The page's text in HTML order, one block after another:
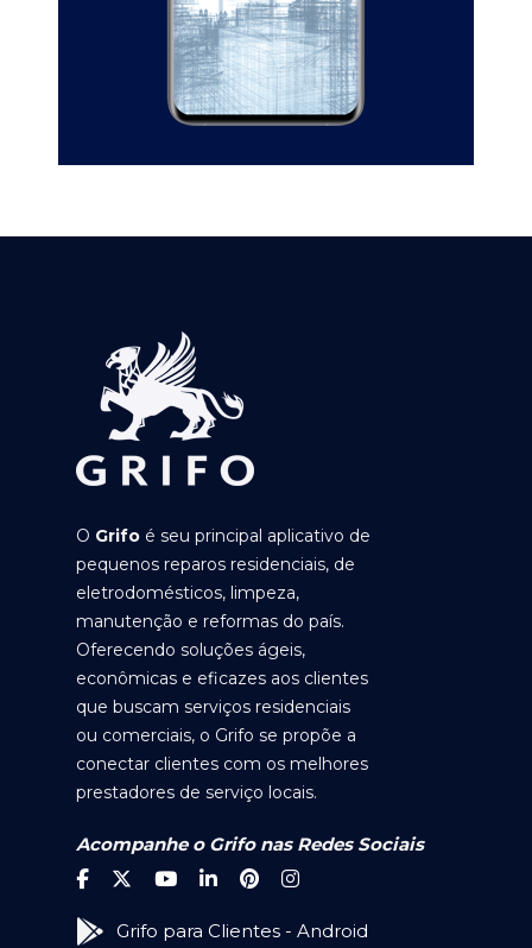
O Grifo é seu principal aplicativo de
pequenos reparos residenciais, de
eletrodomésticos, limpeza,
manutenção e reformas do país.
Oferecendo soluções ágeis,
econômicas e eficazes aos clientes
que buscam serviços residenciais
ou comerciais, o Grifo se propõe a
conectar clientes com os melhores
prestadores de serviço locais.
Acompanhe o Grifo nas Redes Sociais
Grifo para Clientes - Android